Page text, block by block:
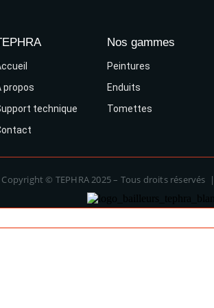
propos
technique
Nos gammes
Peintures
Enduits
Tomettes
Copyright © TEPHRA 2025 – Tous droits réservés |